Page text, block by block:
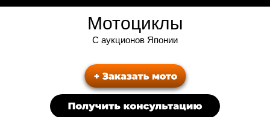
Мотоциклы
С аукционов Японии